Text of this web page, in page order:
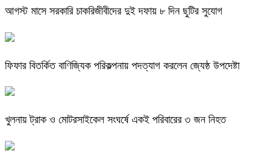
আগস্ট মাসে সরকারি চাকরিজীবীদের দুই দফায় ৮ দিন ছুটির সুযোগ
ফিফার বিতর্কিত বাণিজ্যিক পরিকল্পনায় পদত্যাগ করলেন জ্যেষ্ঠ উপদেষ্টা
খুলনায় ট্রাক ও মোটরসাইকেল সংঘর্ষে একই পরিবারের ৩ জন নিহত